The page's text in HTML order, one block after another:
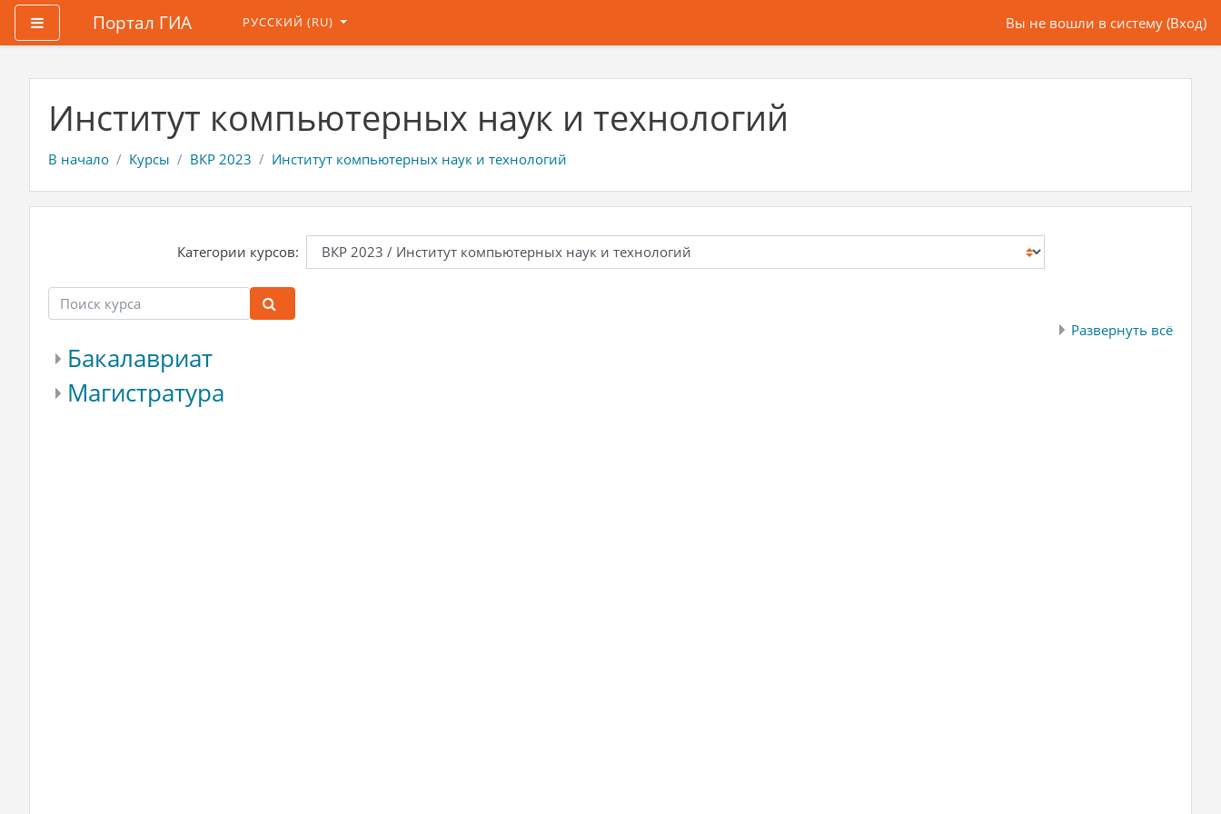
Боковая панель
Портал ГИА РУССКИЙ ‎(RU)‎ Вы не вошли в систему (Вход)
Институт компьютерных наук и технологий
В начало Курсы ВКР 2023 Институт компьютерных наук и технологий
Категории курсов:
Поиск курса
Развернуть всё
Бакалавриат
Магистратура